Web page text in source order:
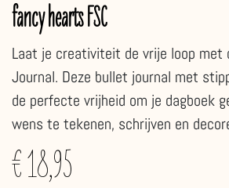
fancy hearts FSC
Laat je creativiteit de vrije loop met
Journal. Deze bullet journal met
de perfecte vrijheid om je dagboek
wens te tekenen, schrijven en
€18,95